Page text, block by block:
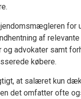
for
af relevante
og advokater samt
købere.
at salæret kun
det omfatter ofte